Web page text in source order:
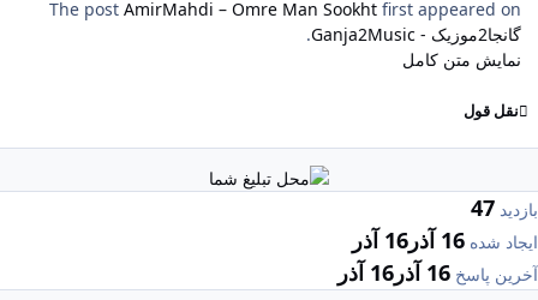
The post AmirMahdi – Omre Man Sookht first appeared on
گانجا2موزیک - Ganja2Music
.
نمایش متن کامل
نقل قول
بازدید 47
ایجاد شده 16 آذر 16 آذر
آخرین پاسخ 16 آذر 16 آذر